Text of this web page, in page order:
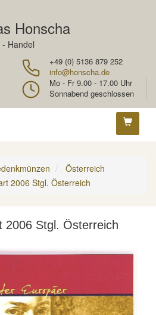
Honscha
Handel
+49 (0) 5136 879 252
info@honscha.de
Mo - Fr 9.00 - 17.00 Uhr
Sonnabend geschlossen
Österreich
2006 Stgl. Österreich
2006 Stgl. Österreich